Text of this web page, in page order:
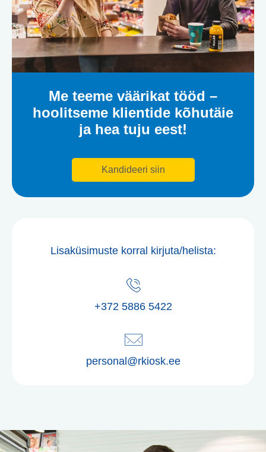
Me teeme väärikat tööd –
hoolitseme klientide kõhutäie
ja hea tuju eest!
Kandideeri siin
Lisaküsimuste korral kirjuta/helista:
+372 5886 5422
personal@rkiosk.ee